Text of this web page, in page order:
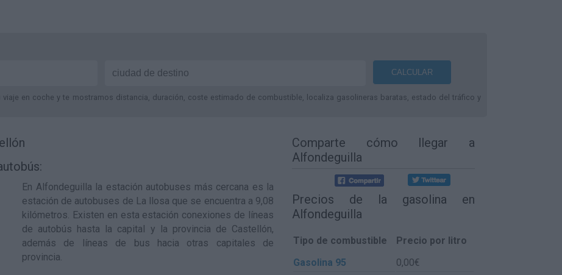
en coche y te mostramos distancia, duración, coste estimado de combustible, localiza gasolineras baratas, estado del tráfico y
En Alfondeguilla la estación autobuses más cercana es la
estación de autobuses de La llosa que se encuentra a 9,08
kilómetros. Existen en esta estación conexiones de líneas
de autobús hasta la capital y la provincia de Castellón,
además de líneas de bus hacia otras capitales de
provincia.
Comparte cómo llegar a
Alfondeguilla
Precios de la gasolina en
Alfondeguilla
Tipo de combustible
Precio por litro
Gasolina 95
0,00€